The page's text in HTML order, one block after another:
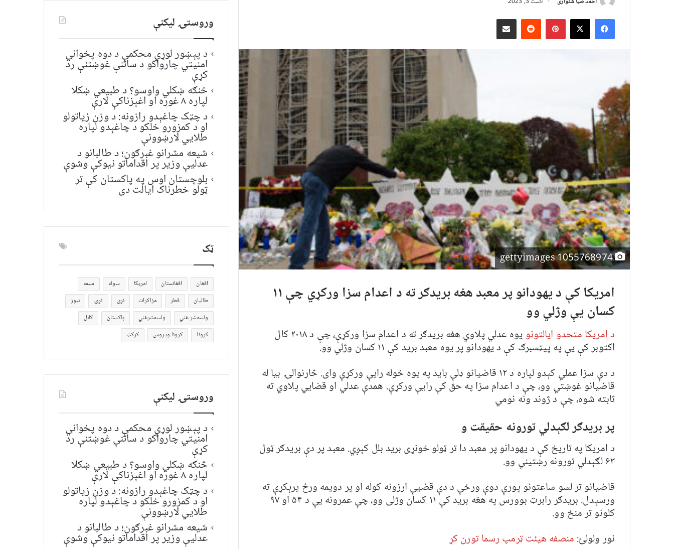
Facebook
X
Pinterest
Redditد بریښنالیک له لارې شریک کړئ
gettyimages 1055768974
امریکا کې د یهودانو پر معبد هغه بریدګر ته د اعدام سزا ورکړي چې ۱۱
کسان یې وژلي وو
د امریکا متحدو ایالتونو یوه عدلي پلاوي هغه بریدګر ته د اعدام سزا ورکړې، چې د ۲۰۱۸ کال
اکتوبر کې یې په پیټسبرګ کې د یهودانو پر یوه معبد برید کې ۱۱ کسان وژلي وو.
د دې سزا عملي کېدو لپاره د ۱۲ قاضیانو ډلې باید په یوه خوله رایې ورکړې وای. څارنوالۍ بیا له
قاضیانو غوښتي وو، چې د اعدام سزا په حق کې رایې ورکړې. همدې عدلي او قضايي پلاوي ته
ثابته شوه، چې د ژوند ونه نومي
پر بریدګر لګېدلي تورونه حقیقت و
د امریکا په تاریخ کې د یهودانو پر معبد دا تر ټولو خونړی برید بلل کېږي. معبد پر دې بریدګر ټول
۶۳ لګېدلي تورونه رښتیني وو.
قاضیانو تر لسو ساعتونو پورې دوې ورځې د دې قضیې ارزونه کوله او پر دویمه ورځ پرېکړې ته
ورسېدل. بریدګر رابرټ بوورس په هغه برید کې ۱۱ کسان وژلی وو، چې عمرونه یې د ۵۴ او ۹۷
کلونو تر منځ وو.
نور ولولئ: منصفه هیئت ټرمپ رسما تورن کړ
وروستۍ ليکنې
د پېښور لوړې محکمې د دوه پخواني
امنیتي چارواکو د ساتنې غوښتنې رد
کړې
څنګه ښکلي واوسو؟ د طبیعي ښکلا
لپاره ۸ غوره او اغېزناکې لارې
د چټک چاغېدو رازونه: د وزن زیاتولو
او د کمزورو خلکو د چاغېدو لپاره
طلایي لارښوونې
شیعه مشرانو غبرګون؛ د طالبانو د
عدلیې وزیر پر اقداماتو نیوکې وشوې
بلوچستان اوس په پاکستان کې تر
ټولو خطرناک ایالت دی
ټک
افغان افغانستان امریکا سوله
سیمه
طالبان
قطر مزاکرات نړی نړۍ
نیوز
ولسمشر غني
ولسمشرغني پاکستان
کابل
کرونا
کرونا ویروس کرکټ
وروستۍ ليکنې
د پېښور لوړې محکمې د دوه پخواني
امنیتي چارواکو د ساتنې غوښتنې رد
کړې
څنګه ښکلي واوسو؟ د طبیعي ښکلا
لپاره ۸ غوره او اغېزناکې لارې
د چټک چاغېدو رازونه: د وزن زیاتولو
او د کمزورو خلکو د چاغېدو لپاره
طلایي لارښوونې
شیعه مشرانو غبرګون؛ د طالبانو د
عدلیې وزیر پر اقداماتو نیوکې وشوې